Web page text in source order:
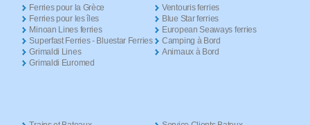
Ferries pour la Grèce
Ferries pour les îles
Minoan Lines ferries
Superfast Ferries - Bluestar Ferries
Grimaldi Lines
Grimaldi Euromed
Ventouris ferries
Blue Star ferries
European Seaways ferries
Camping à Bord
Animaux à Bord